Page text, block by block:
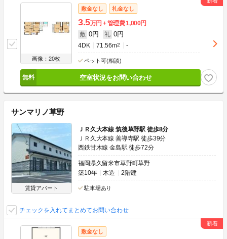
画像：20枚
敷金なし 礼金なし
3.5万円 管理費1,000円
敷 0円 礼 0円
4DK 71.56m2 -
ペット可(相談)
空室状況をお問い合わせ
サンマリノ草野
賃貸アパート
ＪＲ久大本線 筑後草野駅 徒歩8分
ＪＲ久大本線 善導寺駅 徒歩39分
西鉄甘木線 金島駅 徒歩72分
福岡県久留米市草野町草野
築10年
木造 2階建
駐車場あり
チェックを入れてまとめてお問い合わせ
敷金なし